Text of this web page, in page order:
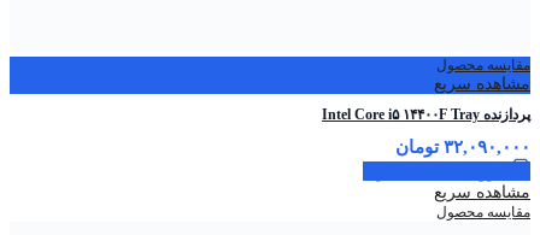
مقایسه محصول
مشاهده سریع
پردازنده Intel Core i۵ ۱۴۴۰۰F Tray
۳۲,۰۹۰,۰۰۰ تومان
مشاهده سریع
مقایسه محصول